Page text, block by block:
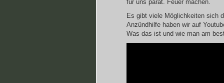
für uns parat. Feuer machen.
Es gibt viele Möglichkeiten sich
Anzündhilfe haben wir auf
Was das ist und wie man am